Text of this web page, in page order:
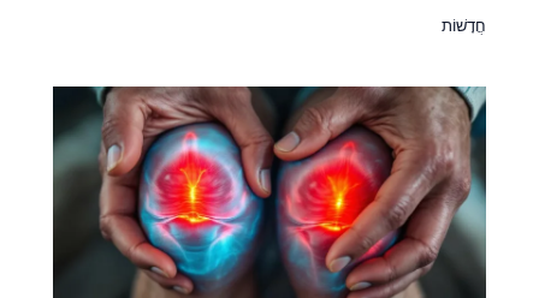
חֲדָשׁוֹת